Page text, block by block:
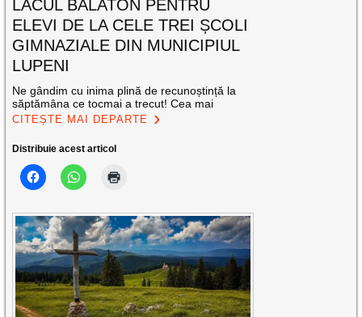
LACUL BALATON PENTRU
ELEVI DE LA CELE TREI ȘCOLI
GIMNAZIALE DIN MUNICIPIUL
LUPENI
Ne gândim cu inima plină de recunoștință la
săptămâna ce tocmai a trecut! Cea mai
CITEȘTE MAI DEPARTE
Distribuie acest articol